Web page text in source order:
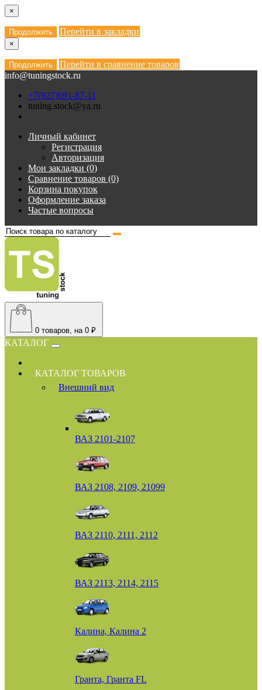
×
Продолжить Перейти в закладки
×
Продолжить
Перейти в сравнение товаров
info@tuningstock.ru
+7(927)691-87-11
tuning.stock@ya.ru
Личный кабинет
Регистрация
Авторизация
Мои закладки (0)
Сравнение товаров (0)
Корзина покупок
Оформление заказа
Частые вопросы
0 товаров, на 0 ₽
КАТАЛОГ
КАТАЛОГ ТОВАРОВ
Внешний вид
ВАЗ 2101-2107
ВАЗ 2108, 2109, 21099
ВАЗ 2110, 2111, 2112
ВАЗ 2113, 2114, 2115
Калина, Калина 2
Гранта, Гранта FL